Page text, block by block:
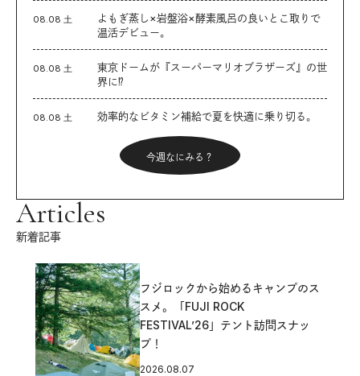
08.08 土
よもぎ蒸し×岩盤浴×酵素風呂の良いとこ取りで
温活デビュー。
08.08 土
東京ドームが『スーパーマリオブラザーズ』の世
界に⁉︎
08.08 土 効率的なビタミン補給で夏を快適に乗り切る。
今週なにみる？
Articles
新着記事
フジロックから始めるキャンプのス
スメ。「FUJI ROCK
FESTIVAL’26」テント訪問スナッ
プ！
2026.08.07